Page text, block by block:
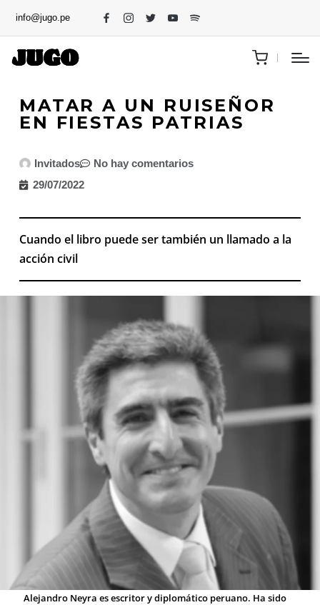
info@jugo.pe
MATAR A UN RUISEÑOR
EN FIESTAS PATRIAS
Invitados
No hay comentarios
29/07/2022
Cuando el libro puede ser también un llamado a la
acción civil
Alejandro Neyra es escritor y diplomático peruano. Ha sido